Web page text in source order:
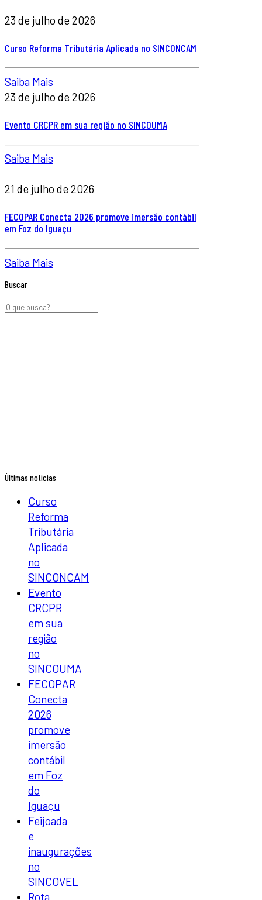
23 de julho de 2026
Curso Reforma Tributária Aplicada no SINCONCAM
Saiba Mais
23 de julho de 2026
Evento CRCPR em sua região no SINCOUMA
Saiba Mais
21 de julho de 2026
FECOPAR Conecta 2026 promove imersão contábil
em Foz do Iguaçu
Saiba Mais
Buscar
Últimas notícias
Curso
Reforma
Tributária
Aplicada
no
SINCONCAM
Evento
CRCPR
em sua
região
no
SINCOUMA
FECOPAR
Conecta
2026
promove
imersão
contábil
em Foz
do
Iguaçu
Feijoada
e
inaugurações
no
SINCOVEL
Rota